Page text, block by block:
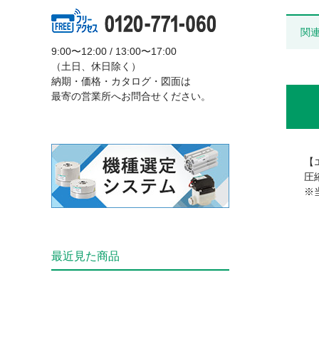
関
圧
※
9:00〜12:00 / 13:00〜17:00
（土日、休日除く）
納期・価格・カタログ・図面は
最寄の営業所へお問合せください。
最近見た商品